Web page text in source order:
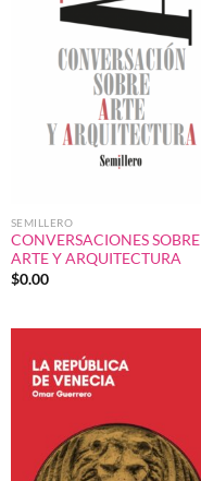
SEMILLERO
CONVERSACIONES SOBRE
ARTE Y ARQUITECTURA
$0.00